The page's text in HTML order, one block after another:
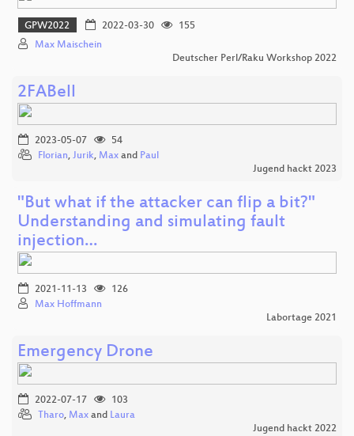
GPW2022 2022-03-30
155
Max Maischein
Deutscher Perl/Raku Workshop 2022
2FABell
2023-05-07
54
Florian, Jurik, Max and Paul
Jugend hackt 2023
"But what if the attacker can flip a bit?"
Understanding and simulating fault
injection…
2021-11-13
126
Max Hoffmann
Labortage 2021
Emergency Drone
2022-07-17
103
Tharo, Max and Laura
Jugend hackt 2022